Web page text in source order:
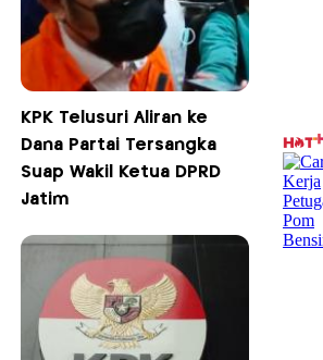
KPK Telusuri Aliran ke
Dana Partai Tersangka
Suap Wakil Ketua DPRD
Jatim